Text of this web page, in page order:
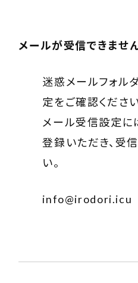
メールが受信できません
迷惑メールフォル
定をご確認ください
メール受信設定に
登録いただき、受
い。
info@irodori.icu